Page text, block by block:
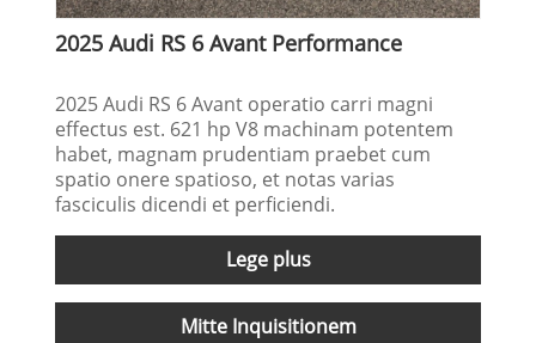
2025 Audi RS 6 Avant Performance
2025 Audi RS 6 Avant operatio carri magni
effectus est. 621 hp V8 machinam potentem
habet, magnam prudentiam praebet cum
spatio onere spatioso, et notas varias
fasciculis dicendi et perficiendi.
Lege plus
Mitte Inquisitionem